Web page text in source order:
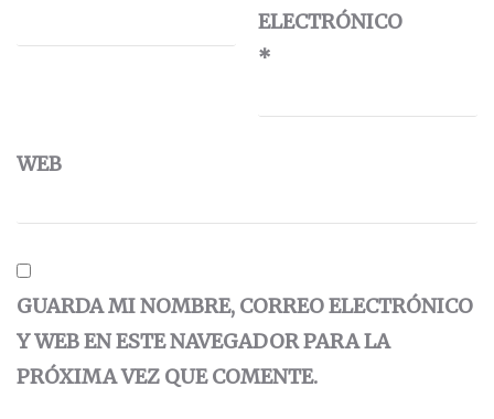
ELECTRÓNICO
*
WEB
GUARDA MI NOMBRE, CORREO ELECTRÓNICO
Y WEB EN ESTE NAVEGADOR PARA LA
PRÓXIMA VEZ QUE COMENTE.